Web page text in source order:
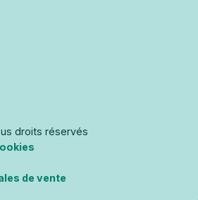
droits réservés
de vente